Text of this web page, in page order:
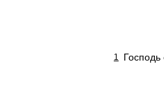
1 Господь